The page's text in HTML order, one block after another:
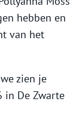
hebben en
van het
zien je
in De Zwarte